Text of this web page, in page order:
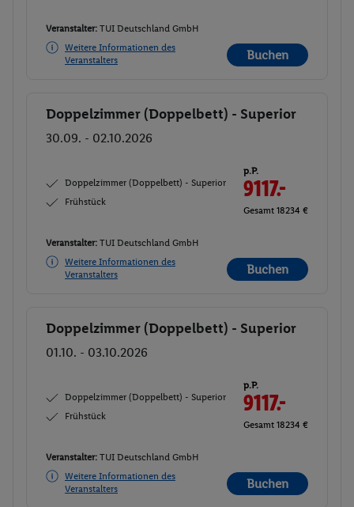
Veranstalter: TUI Deutschland GmbH
Weitere Informationen des
Veranstalters
Buchen
Buchen
Doppelzimmer (Doppelbett) - Superior
30.09. - 02.10.2026
Doppelzimmer (Doppelbett) - Superior
Frühstück
p.P.
9117.-
Gesamt 18234 €
Veranstalter: TUI Deutschland GmbH
Weitere Informationen des
Veranstalters
Buchen
Buchen
Doppelzimmer (Doppelbett) - Superior
01.10. - 03.10.2026
Doppelzimmer (Doppelbett) - Superior
Frühstück
p.P.
9117.-
Gesamt 18234 €
Veranstalter: TUI Deutschland GmbH
Weitere Informationen des
Veranstalters
Buchen